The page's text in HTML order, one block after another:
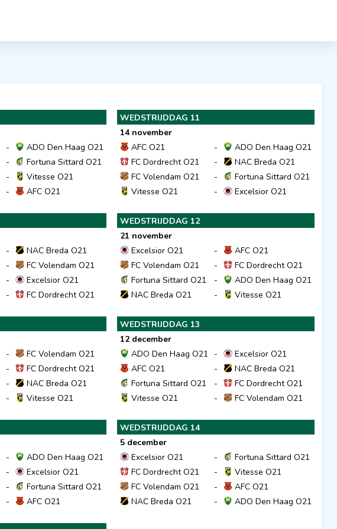
-
ADO Den Haag O21
-
Fortuna Sittard O21
-
Vitesse O21
- AFC O21
-
NAC Breda O21
-
FC Volendam O21
-
Excelsior O21
- FC Dordrecht O21
-
FC Volendam O21
-
FC Dordrecht O21
-
NAC Breda O21
- Vitesse O21
-
ADO Den Haag O21
-
Excelsior O21
-
Fortuna Sittard O21
- AFC O21
WEDSTRIJDDAG 11
14 november
AFC O21
-
ADO Den Haag O21
FC Dordrecht O21
-
NAC Breda O21
FC Volendam O21
-
Fortuna Sittard O21
Vitesse O21
- Excelsior O21
WEDSTRIJDDAG 12
21 november
Excelsior O21
-
AFC O21
FC Volendam O21
-
FC Dordrecht O21
Fortuna Sittard O21
-
ADO Den Haag O21
NAC Breda O21
- Vitesse O21
WEDSTRIJDDAG 13
12 december
ADO Den Haag O21
-
Excelsior O21
AFC O21
-
NAC Breda O21
Fortuna Sittard O21
-
FC Dordrecht O21
Vitesse O21
- FC Volendam O21
WEDSTRIJDDAG 14
5 december
Excelsior O21
-
Fortuna Sittard O21
FC Dordrecht O21
-
Vitesse O21
FC Volendam O21
-
AFC O21
NAC Breda O21
- ADO Den Haag O21